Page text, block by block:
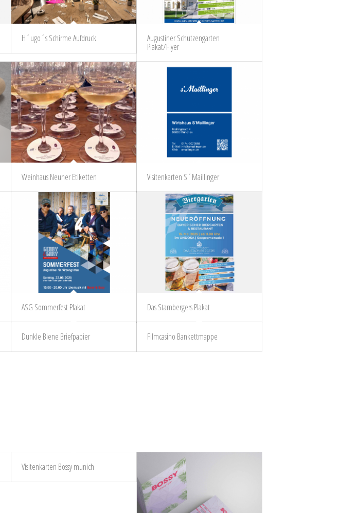
H´ugo´s Schirme Aufdruck Augustiner Schützengarten
Plakat/Flyer
Weinhaus Neuner Etiketten Visitenkarten S´Maillinger
ASG Sommerfest Plakat Das Starnbergers Plakat
Dunkle Biene Briefpapier Filmcasino Bankettmappe
Visitenkarten Bossy munich